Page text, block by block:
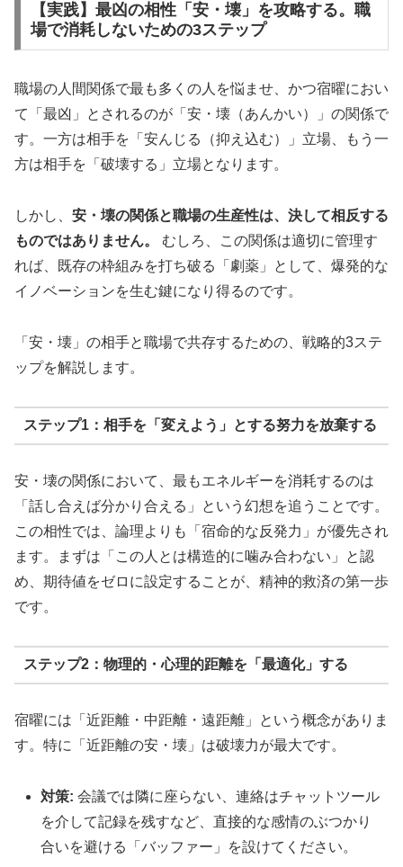
【実践】最凶の相性「安・壊」を攻略する。職
場で消耗しないための3ステップ
職場の人間関係で最も多くの人を悩ませ、かつ宿曜におい
て「最凶」とされるのが「安・壊（あんかい）」の関係で
す。一方は相手を「安んじる（抑え込む）」立場、もう一
方は相手を「破壊する」立場となります。
しかし、 安・壊の関係と職場の生産性は、決して相反する
ものではありません。
むしろ、この関係は適切に管理す
れば、既存の枠組みを打ち破る「劇薬」として、爆発的な
イノベーションを生む鍵になり得るのです。
「安・壊」の相手と職場で共存するための、戦略的3ステ
ップを解説します。
ステップ1：相手を「変えよう」とする努力を放棄する
安・壊の関係において、最もエネルギーを消耗するのは
「話し合えば分かり合える」という幻想を追うことです。
この相性では、論理よりも「宿命的な反発力」が優先され
ます。まずは「この人とは構造的に噛み合わない」と認
め、期待値をゼロに設定することが、精神的救済の第一歩
です。
ステップ2：物理的・心理的距離を「最適化」する
宿曜には「近距離・中距離・遠距離」という概念がありま
す。特に「近距離の安・壊」は破壊力が最大です。
対策: 会議では隣に座らない、連絡はチャットツール
を介して記録を残すなど、直接的な感情のぶつかり
合いを避ける「バッファー」を設けてください。